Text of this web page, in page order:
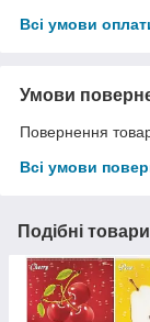
Всі умови
Умови
Повернення
Всі умови
Подібні